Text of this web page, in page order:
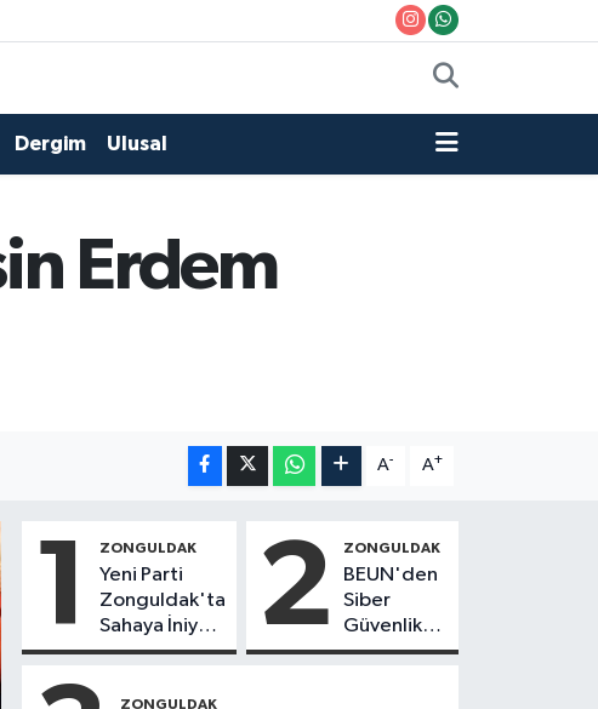
Dergim Ulusal
Erdem
A- A+
1 ZONGULDAK
Yeni Parti
Zonguldak'ta
Sahaya İniyor!
8 İlçede
Başkanlar
2 ZONGULDAK
BEUN'den
Siber
Güvenlik
Hamlesi
ZONGULDAK